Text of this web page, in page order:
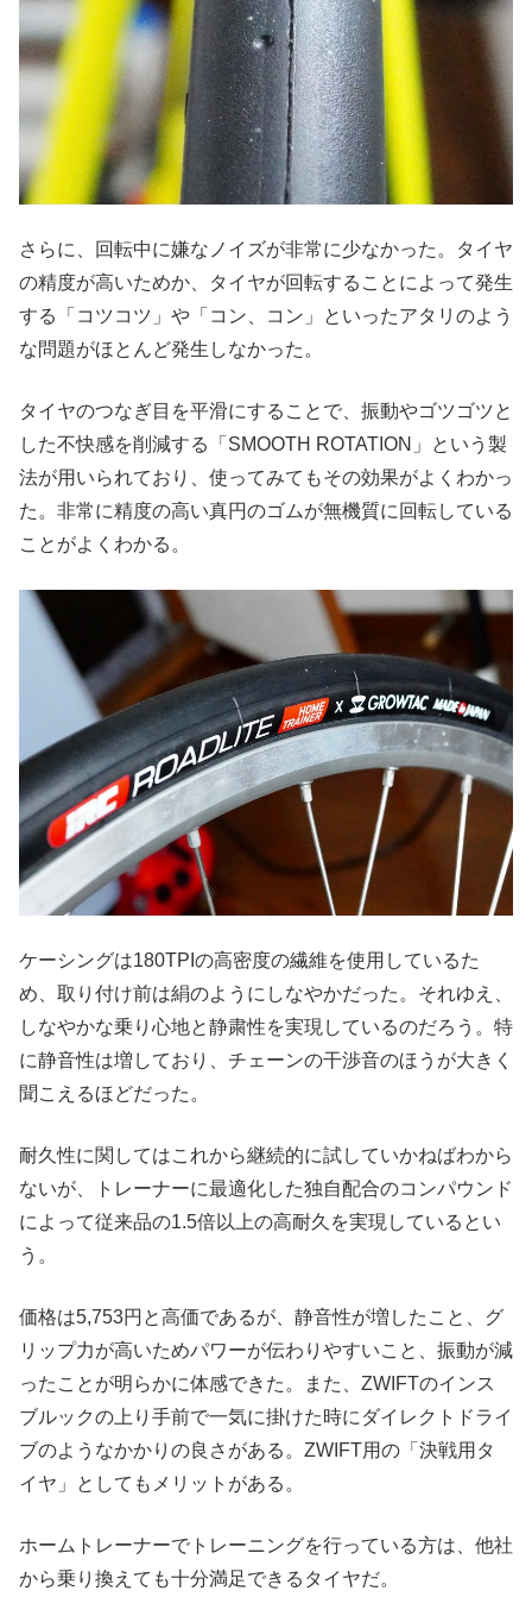
さらに、回転中に嫌なノイズが非常に少なかった。タイヤ
の精度が高いためか、タイヤが回転することによって発生
する「コツコツ」や「コン、コン」といったアタリのよう
な問題がほとんど発生しなかった。
タイヤのつなぎ目を平滑にすることで、振動やゴツゴツと
した不快感を削減する「SMOOTH ROTATION」という製
法が用いられており、使ってみてもその効果がよくわかっ
た。非常に精度の高い真円のゴムが無機質に回転している
ことがよくわかる。
ケーシングは180TPIの高密度の繊維を使用しているた
め、取り付け前は絹のようにしなやかだった。それゆえ、
しなやかな乗り心地と静粛性を実現しているのだろう。特
に静音性は増しており、チェーンの干渉音のほうが大きく
聞こえるほどだった。
耐久性に関してはこれから継続的に試していかねばわから
ないが、トレーナーに最適化した独自配合のコンパウンド
によって従来品の1.5倍以上の高耐久を実現しているとい
う。
価格は5,753円と高価であるが、静音性が増したこと、グ
リップ力が高いためパワーが伝わりやすいこと、振動が減
ったことが明らかに体感できた。また、ZWIFTのインス
ブルックの上り手前で一気に掛けた時にダイレクトドライ
ブのようなかかりの良さがある。ZWIFT用の「決戦用タ
イヤ」としてもメリットがある。
ホームトレーナーでトレーニングを行っている方は、他社
から乗り換えても十分満足できるタイヤだ。